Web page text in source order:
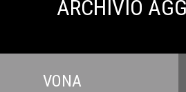
ARCHIVIO
VONA